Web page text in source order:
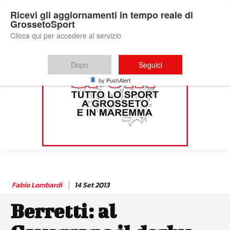
Fabio Lombardi 14 Set 2013
Berretti: al
Ricevi gli aggiornamenti in tempo reale di
GrossetoSport
Clicca qui per accedere al servizio
Dopo Seguici
by PushAlert